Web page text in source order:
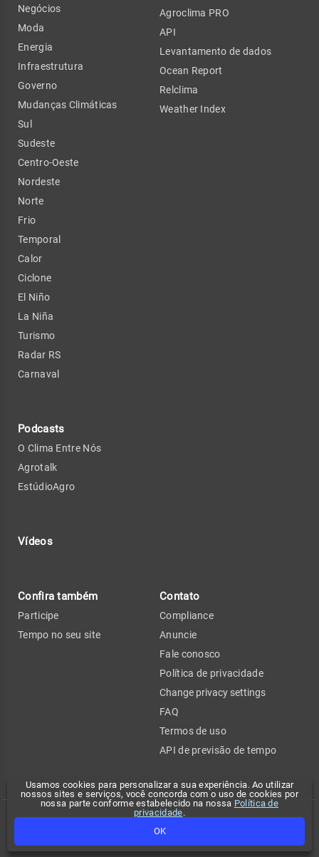
Usamos cookies para personalizar a sua experiência. Ao utilizar
nossos sites e serviços, você concorda com o uso de cookies por
nossa parte conforme estabelecido na nossa Política de
privacidade.
OK
Negócios
Moda
Energia
Infraestrutura
Governo
Mudanças Climáticas
Sul
Sudeste
Centro-Oeste
Nordeste
Norte
Frio
Temporal
Calor
Ciclone
El Niño
La Niña
Turismo
Radar RS
Carnaval
Podcasts
O Clima Entre Nós
Agrotalk
EstúdioAgro
Vídeos
Agroclima PRO
API
Levantamento de dados
Ocean Report
Relclima
Weather Index
Confira também
Participe
Tempo no seu site
Contato
Compliance
Anuncie
Fale conosco
Política de privacidade
Change privacy settings
FAQ
Termos de uso
API de previsão de tempo
Copyright 2026 - Climatempo. Todos os direitos reservados.